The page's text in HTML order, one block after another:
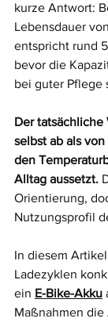
kurze Antwort:
Lebensdauer
entspricht rund
bevor die
bei guter Pflege
Der
selbst ab als
den
Alltag aussetzt.
Orientierung,
Nutzungsprofil
In diesem
Ladezyklen
ein E-Bike-Akku
Maßnahmen die